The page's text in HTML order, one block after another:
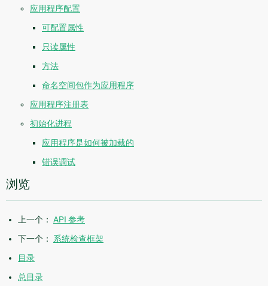
应用程序配置
可配置属性
只读属性
方法
命名空间包作为应用程序
应用程序注册表
初始化进程
应用程序是如何被加载的
错误调试
浏览
上一个： API 参考
下一个： 系统检查框架
目录
总目录